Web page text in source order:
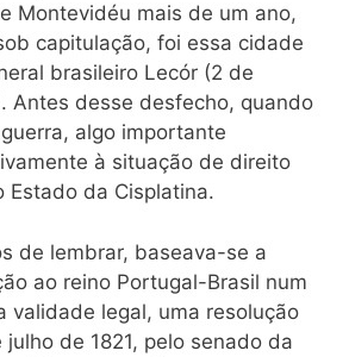
Montevidéu mais de um ano,
capitulação, foi essa cidade
brasileiro Lecór (2 de
Antes desse desfecho, quando
algo importante
à situação de direito
Estado da Cisplatina.
de lembrar, baseava-se a
ao reino Portugal-Brasil num
validade legal, uma resolução
de 1821, pelo senado da